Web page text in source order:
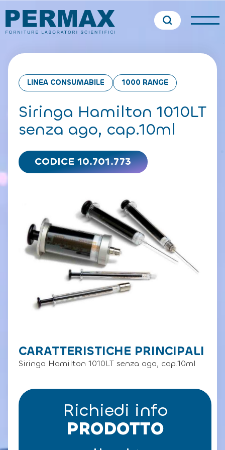
LINEA CONSUMABILE 1000 RANGE
Siringa Hamilton 1010LT
senza ago, cap.10ml
CODICE 10.701.773
CARATTERISTICHE PRINCIPALI
Siringa Hamilton 1010LT senza ago, cap.10ml
Richiedi info
PRODOTTO